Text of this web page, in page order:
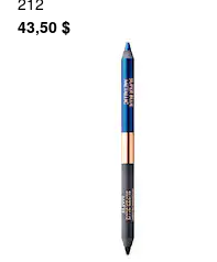
43,50 $